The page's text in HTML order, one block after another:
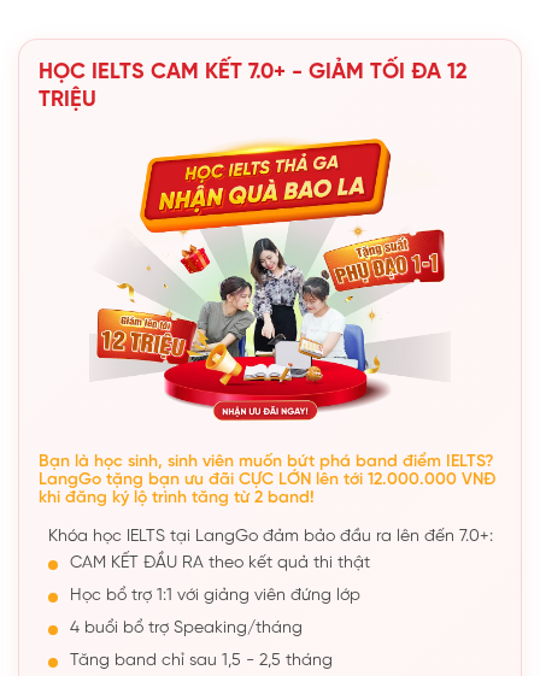
HỌC IELTS CAM KẾT 7.0+ - GIẢM TỐI ĐA 12
TRIỆU
Bạn là học sinh, sinh viên muốn bứt phá band điểm IELTS?
LangGo tặng bạn ưu đãi CỰC LỚN lên tới 12.000.000 VNĐ
khi đăng ký lộ trình tăng từ 2 band!
Khóa học IELTS tại LangGo đảm bảo đầu ra lên đến 7.0+:
CAM KẾT ĐẦU RA theo kết quả thi thật
Học bổ trợ 1:1 với giảng viên đứng lớp
4 buổi bổ trợ Speaking/tháng
Tăng band chỉ sau 1,5 - 2,5 tháng